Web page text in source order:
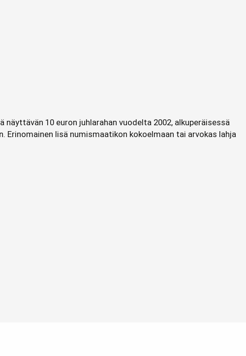
10 euron juhlarahan vuodelta 2002, alkuperäisessä
lisä numismaatikon kokoelmaan tai arvokas lahja